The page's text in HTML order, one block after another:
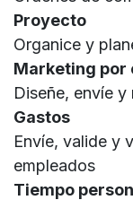
Proyecto
Organice y
Marketing
Diseñe, envíe
Gastos
Envíe, valide y
empleados
Tiempo